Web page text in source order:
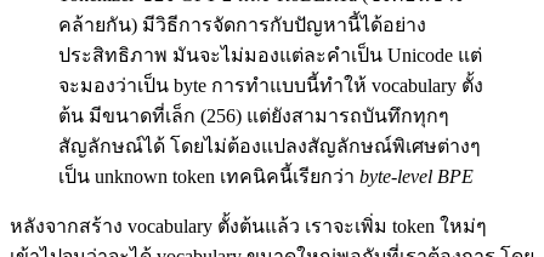
คล้ายกัน) มีวิธีการจัดการกับปัญหานี้ได้อย่าง
ประสิทธิภาพ มันจะไม่มองแต่ละคำเป็น Unicode แต่
จะมองว่าเป็น byte การทำแบบนี้ทำให้ vocabulary ตั้ง
ต้น มีขนาดที่เล็ก (256) แต่ยังสามารถบันทึกทุกๆ
สัญลักษณ์ได้ โดยไม่ต้องแปลงสัญลักษณ์พิเศษต่างๆ
เป็น unknown token เทคนิคนี้เรียกว่า byte-level BPE
หลังจากสร้าง vocabulary ตั้งต้นแล้ว เราจะเพิ่ม token ใหม่ๆ